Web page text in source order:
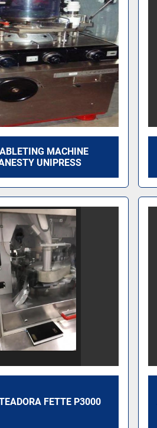
MACHINE
UNIPRESS
FETTE P3000